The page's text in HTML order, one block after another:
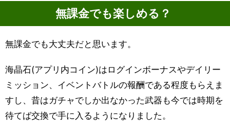
無課金でも楽しめる？
無課金でも大丈夫だと思います。
海晶石(アプリ内コイン)はログインボーナスやデイリー
ミッション、イベントバトルの報酬である程度もらえま
すし、昔はガチャでしか出なかった武器も今では時期を
待てば交換で手に入るようになりました。